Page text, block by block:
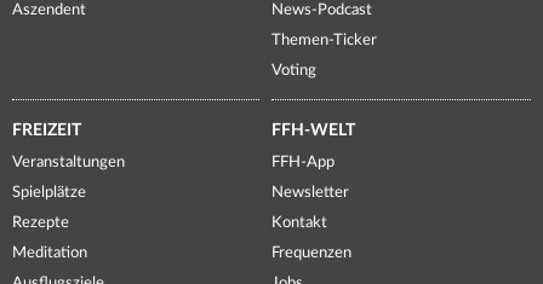
Aszendent
News-Podcast
Themen-Ticker
Voting
FREIZEIT
Veranstaltungen
Spielplätze
Rezepte
Meditation
FFH-WELT
FFH-App
Newsletter
Kontakt
Frequenzen